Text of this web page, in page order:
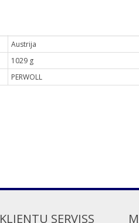
Austrija
1029 g
PERWOLL
KLIENTU SERVISS